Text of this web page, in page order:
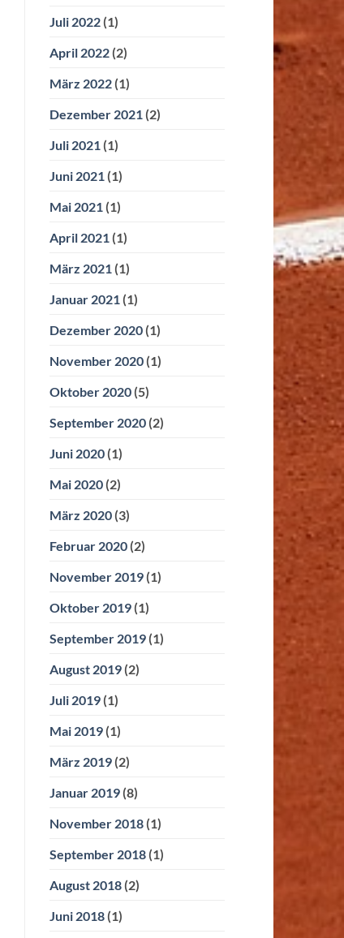
Juli 2022(1)
April 2022(2)
März 2022(1)
Dezember 2021(2)
Juli 2021(1)
Juni 2021(1)
Mai 2021(1)
April 2021(1)
März 2021(1)
Januar 2021(1)
Dezember 2020(1)
November 2020(1)
Oktober 2020(5)
September 2020(2)
Juni 2020(1)
Mai 2020(2)
März 2020(3)
Februar 2020(2)
November 2019(1)
Oktober 2019(1)
September 2019(1)
August 2019(2)
Juli 2019(1)
Mai 2019(1)
März 2019(2)
Januar 2019(8)
November 2018(1)
September 2018(1)
August 2018(2)
Juni 2018(1)